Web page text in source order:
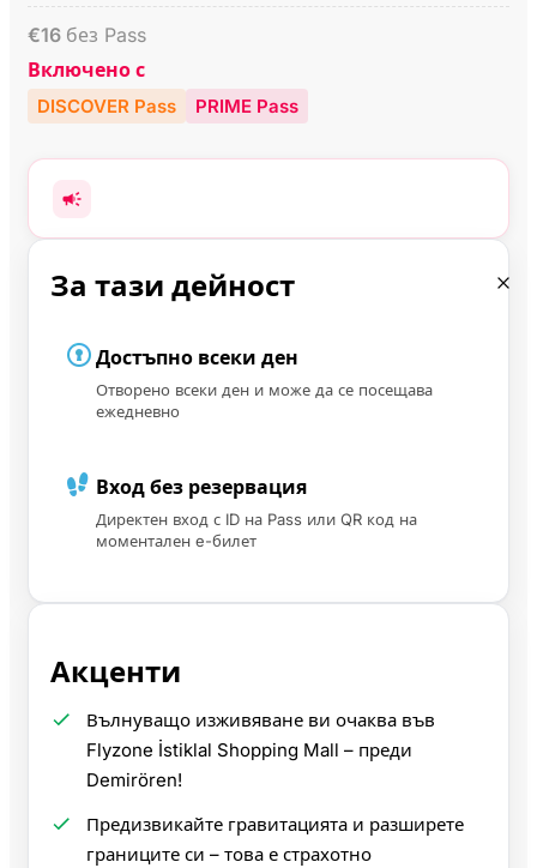
€16 без Pass
Включено с
DISCOVER Pass PRIME Pass
За тази дейност
Достъпно всеки ден
Отворено всеки ден и може да се посещава
ежедневно
Вход без резервация
Директен вход с ID на Pass или QR код на
моментален e-билет
Акценти
Вълнуващо изживяване ви очаква във
Flyzone İstiklal Shopping Mall – преди
Demirören!
Предизвикайте гравитацията и разширете
границите си – това е страхотно